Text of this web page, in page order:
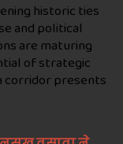
historic ties
and political
are maturing
of strategic
corridor presents